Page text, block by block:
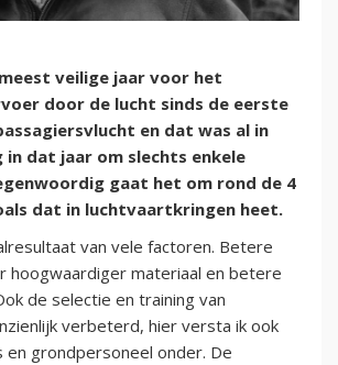
veilige jaar voor het
door de lucht sinds de eerste
en dat was al in
in dat jaar om slechts enkele
gaat het om rond de 4
dat in luchtvaartkringen heet.
van vele factoren. Betere
hoogwaardiger materiaal en betere
de selectie en training van
verbeterd, hier versta ik ook
grondpersoneel onder. De